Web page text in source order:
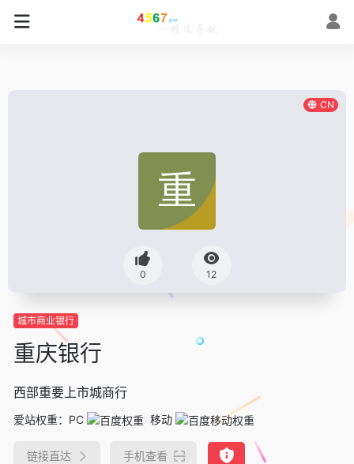
CN
0 12
城市商业银行
重庆银行
西部重要上市城商行
爱站权重： PC 移动
链接直达 手机查看